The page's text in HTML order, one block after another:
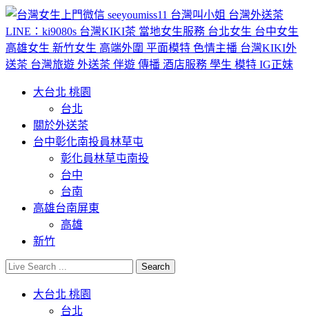
大台北 桃園
台北
關於外送茶
台中彰化南投員林草屯
彰化員林草屯南投
台中
台南
高雄台南屏東
高雄
新竹
大台北 桃園
台北